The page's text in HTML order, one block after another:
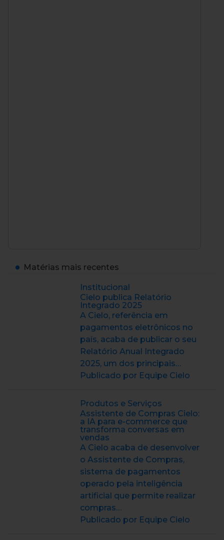
Matérias mais recentes
Institucional
Cielo publica Relatório
Integrado 2025
A Cielo, referência em
pagamentos eletrônicos no
país, acaba de publicar o seu
Relatório Anual Integrado
2025, um dos principais…
Publicado por Equipe Cielo
Produtos e Serviços
Assistente de Compras Cielo:
a IA para e-commerce que
transforma conversas em
vendas
A Cielo acaba de desenvolver
o Assistente de Compras,
sistema de pagamentos
operado pela inteligência
artificial que permite realizar
compras…
Publicado por Equipe Cielo